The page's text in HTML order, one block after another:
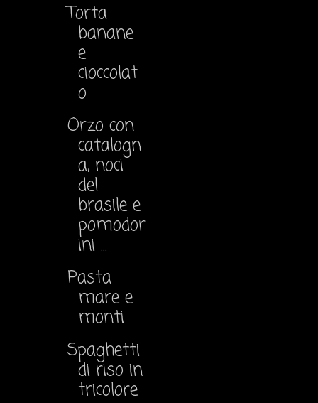
Torta
banane
e
cioccolat
o
Orzo con
catalogn
a, noci
del
brasile e
pomodor
ini ...
Pasta
mare e
monti
Spaghetti
di riso in
tricolore